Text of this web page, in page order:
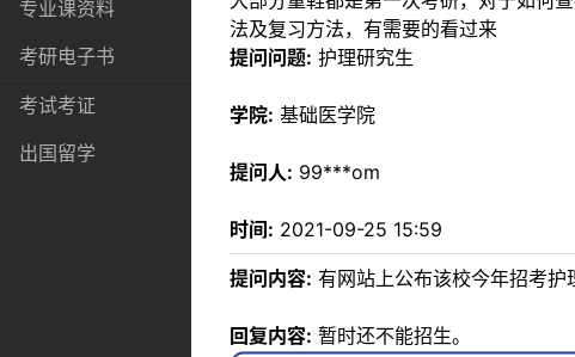
专业课资料
考研电子书
考试考证
出国留学
法及复习方法，有需要的看过来
提问问题: 护理研究生
学院: 基础医学院
提问人: 99***om
时间: 2021-09-25 15:59
提问内容: 有网站上公布该校今年招考护
回复内容: 暂时还不能招生。